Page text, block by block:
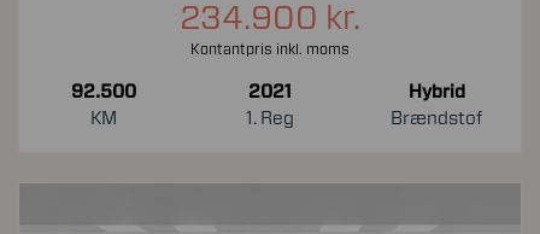
234.900 kr.
Kontantpris inkl. moms
92.500
KM
2021
1. Reg
Hybrid
Brændstof